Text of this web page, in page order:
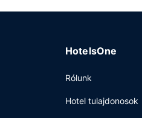
HotelsOne
Rólunk
Hotel tulajdonosok